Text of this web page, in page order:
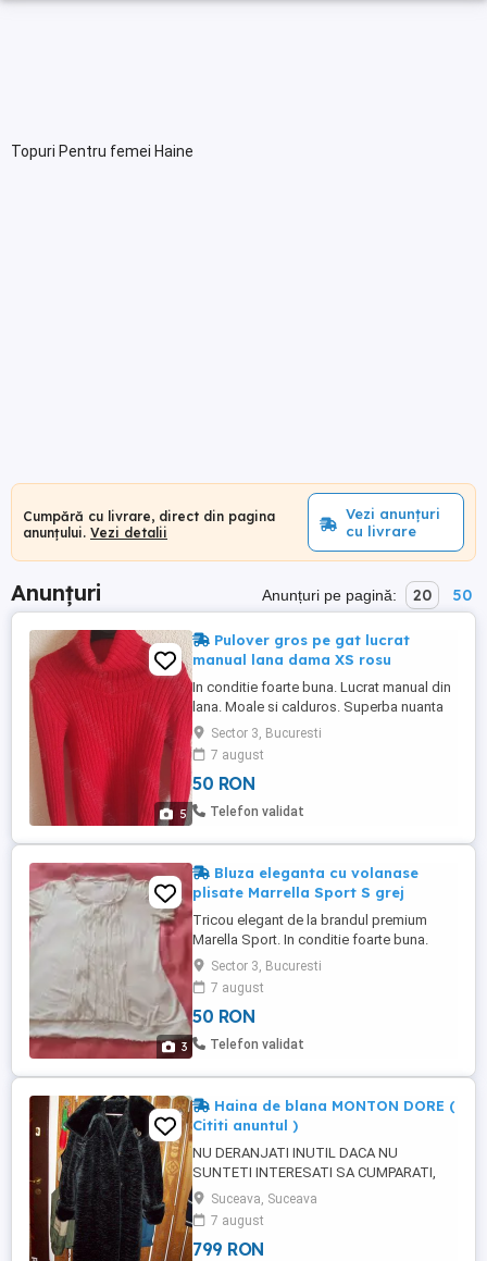
Topuri Pentru femei Haine
Cumpără cu livrare, direct din pagina
anunțului. Vezi detalii
Vezi anunțuri
cu livrare
Anunțuri Anunțuri pe pagină: 20 50
5
Pulover gros pe gat lucrat
manual lana dama XS rosu
In conditie foarte buna. Lucrat manual din
lana. Moale si calduros. Superba nuanta
de rosu. Nu e scamosat. Aveţi
dimensiunile pe poze. Corespunde XS. Il
vand pentru ca mi-a ramas mic.
Sector 3, Bucuresti
7 august
50 RON
Telefon validat
3
Bluza eleganta cu volanase
plisate Marrella Sport S grej
Tricou elegant de la brandul premium
Marella Sport. In conditie foarte buna.
Marimea S. Culiare grej. Cu voal la
terminatii maneci, decolteu, poale. Cu
volane verticala plisate pe fata tot din
voal. Material respirabil.
Sector 3, Bucuresti
7 august
50 RON
Telefon validat
Haina de blana MONTON DORE (
Cititi anuntul )
NU DERANJATI INUTIL DACA NU
SUNTETI INTERESATI SA CUMPARATI,
NU VENITI CU PRETURI IMPUSE DE VOI.
Vand haina de blana Monton Dore, lunga,
cu gluga mare, noua, pentru doamne.
Model superb, haina nu a fost folosita
Suceava, Suceava
7 august
799 RON